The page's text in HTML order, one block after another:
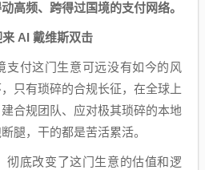
高频、跨得过国境的支付网络。
AI 戴维斯双击
支付这门生意可远没有如今的风
只有琐碎的合规长征，在全球上
合规团队、应对极其琐碎的本地
腿，干的都是苦活累活。
彻底改变了这门生意的估值和逻